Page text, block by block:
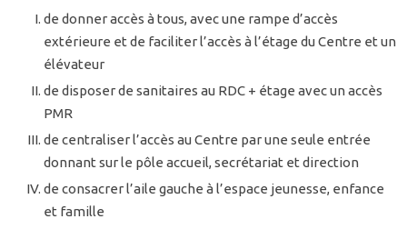
de donner accès à tous, avec une rampe d’accès
extérieure et de faciliter l’accès à l’étage du Centre et un
élévateur
de disposer de sanitaires au RDC + étage avec un accès
PMR
de centraliser l’accès au Centre par une seule entrée
donnant sur le pôle accueil, secrétariat et direction
de consacrer l’aile gauche à l’espace jeunesse, enfance
et famille